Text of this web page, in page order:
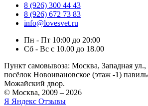
8 (926) 300 44 43
8 (926) 672 73 83
info@lovesvet.ru
Пн - Пт 10:00 до 20:00
Сб - Вс с 10.00 до 18.00
Пункт самовывоза: Москва, Западная ул.,
посёлок Новоивановское (этаж -1)
Можайский двор.
© Москва, 2009 – 2026
Я Яндекс Отзывы